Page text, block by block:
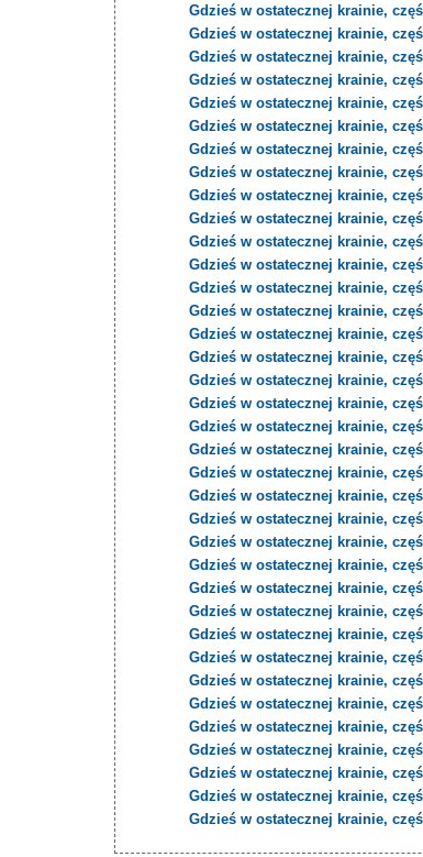
Gdzieś w ostatecznej krainie,
Gdzieś w ostatecznej krainie,
Gdzieś w ostatecznej krainie,
Gdzieś w ostatecznej krainie,
Gdzieś w ostatecznej krainie,
Gdzieś w ostatecznej krainie,
Gdzieś w ostatecznej krainie,
Gdzieś w ostatecznej krainie,
Gdzieś w ostatecznej krainie,
Gdzieś w ostatecznej krainie,
Gdzieś w ostatecznej krainie,
Gdzieś w ostatecznej krainie,
Gdzieś w ostatecznej krainie,
Gdzieś w ostatecznej krainie,
Gdzieś w ostatecznej krainie,
Gdzieś w ostatecznej krainie,
Gdzieś w ostatecznej krainie,
Gdzieś w ostatecznej krainie,
Gdzieś w ostatecznej krainie,
Gdzieś w ostatecznej krainie,
Gdzieś w ostatecznej krainie,
Gdzieś w ostatecznej krainie,
Gdzieś w ostatecznej krainie,
Gdzieś w ostatecznej krainie,
Gdzieś w ostatecznej krainie,
Gdzieś w ostatecznej krainie,
Gdzieś w ostatecznej krainie,
Gdzieś w ostatecznej krainie,
Gdzieś w ostatecznej krainie,
Gdzieś w ostatecznej krainie,
Gdzieś w ostatecznej krainie,
Gdzieś w ostatecznej krainie,
Gdzieś w ostatecznej krainie,
Gdzieś w ostatecznej krainie,
Gdzieś w ostatecznej krainie,
Gdzieś w ostatecznej krainie,